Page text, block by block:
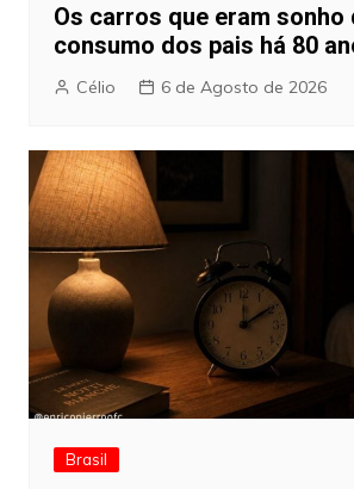
Os carros que eram sonho
consumo dos pais há 80
Célio 6 de Agosto de 2026
Brasil